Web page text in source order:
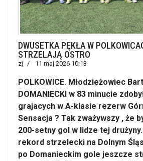
DWUSETKA PĘKŁA W
STRZELAJĄ OSTRO
zj 11 maj 2026 10:13
POLKOWICE. Młodzieżowiec
DOMANIECKI w 83 minucie
grajacych w A-klasie rezerw
Sensacja ? Tak zważywszy , że
200-setny gol w lidze tej
rekord strzelecki na Dolnym
po Domanieckim gole jeszcze